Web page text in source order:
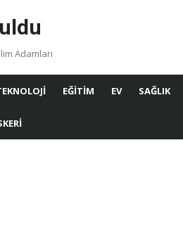
Adamları
EĞITIM EV SAĞLIK